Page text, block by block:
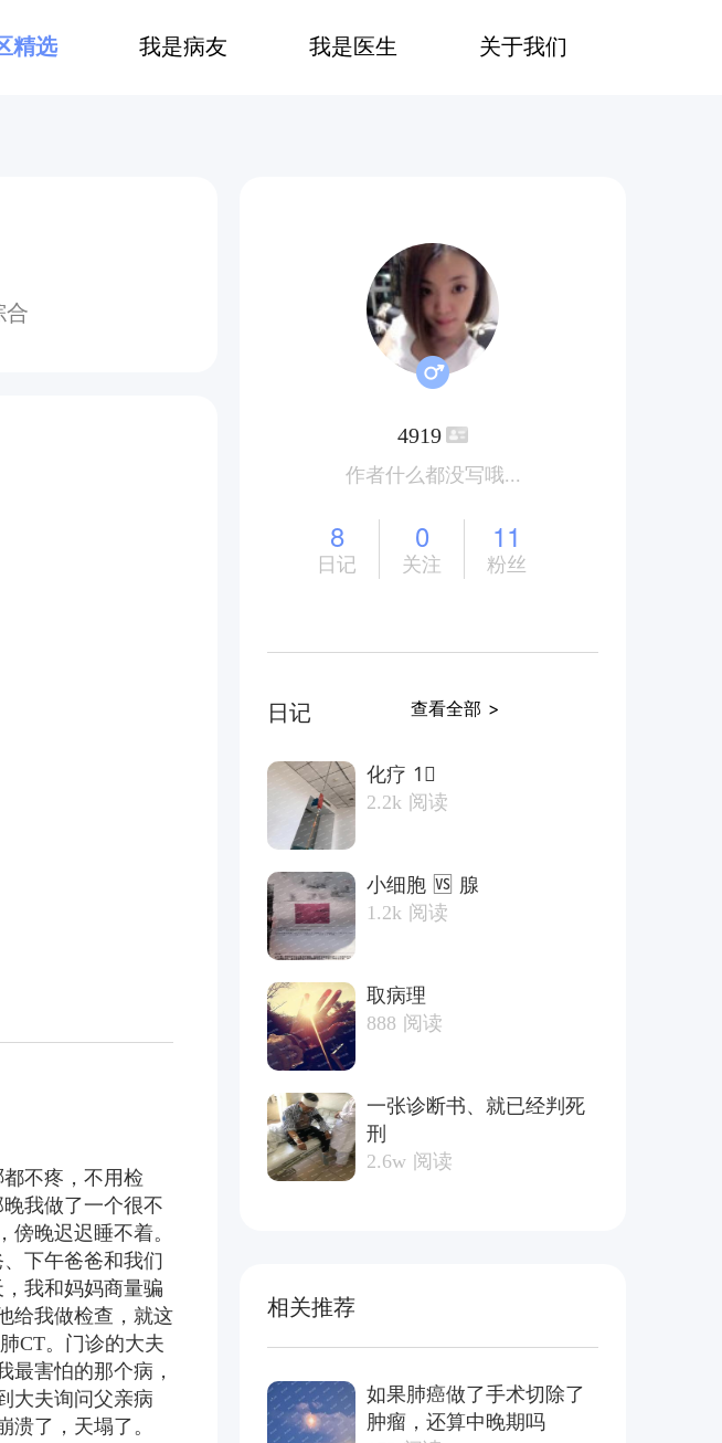
精选 我是病友 我是医生 关于我们
合
不疼，不用检
我做了一个很不
晚迟迟睡不着。
下午爸爸和我们
我和妈妈商量骗
给我做检查，就这
CT。门诊的大夫
最害怕的那个病，
大夫询问父亲病
了，天塌了。
4919
作者什么都没写哦...
8
日记
0
关注
11
粉丝
日记 查看全部 >
化疗 1⃣️
2.2k 阅读
小细胞 🆚 腺
1.2k 阅读
取病理
888 阅读
一张诊断书、就已经判死
刑
2.6w 阅读
相关推荐
如果肺癌做了手术切除了
肿瘤，还算中晚期吗